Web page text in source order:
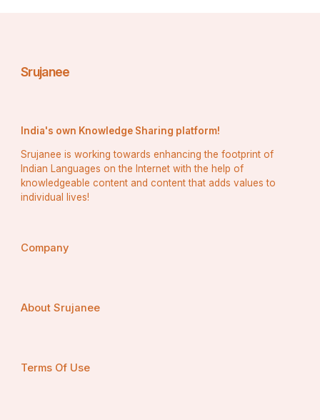
Srujanee
India's own Knowledge Sharing platform!
Srujanee is working towards enhancing the footprint of
Indian Languages on the Internet with the help of
knowledgeable content and content that adds values to
individual lives!
Company
About Srujanee
Terms Of Use